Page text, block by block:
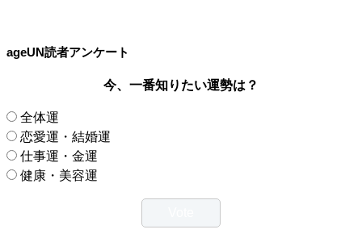
ageUN読者アンケート
今、一番知りたい運勢は？
全体運
恋愛運・結婚運
仕事運・金運
健康・美容運